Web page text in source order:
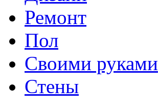
Ремонт
Пол
Своими руками
Стены